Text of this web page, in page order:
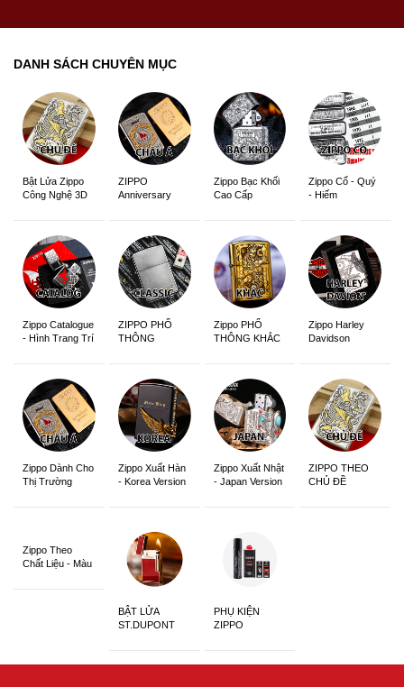
DANH SÁCH CHUYÊN MỤC
Bật Lửa Zippo
Công Nghệ 3D
ZIPPO
Anniversary
Zippo Bạc Khối
Cao Cấp
Zippo Cổ - Quý
- Hiếm
Zippo Catalogue
- Hình Trang Trí
ZIPPO PHỔ
THÔNG
Zippo PHỔ
THÔNG KHẮC
Zippo Harley
Davidson
Zippo Dành Cho
Thị Trường
Zippo Xuất Hàn
- Korea Version
Zippo Xuất Nhật
- Japan Version
ZIPPO THEO
CHỦ ĐỀ
Zippo Theo
Chất Liệu - Màu
BẬT LỬA
ST.DUPONT
PHỤ KIỆN
ZIPPO